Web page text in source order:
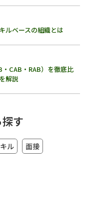
ルベースの組織とは
CAB・RAB）を徹底比
解説
す
ル 面接